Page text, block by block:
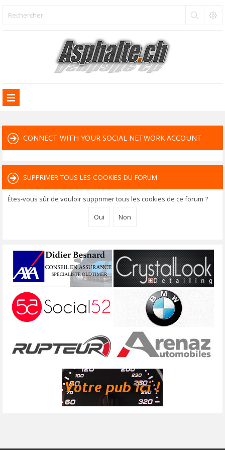
CONNECT WITH YOUR SOCIAL NETWORK ACCOUNT
SUPPRIMER TOUS LES COOKIES DU FORUM
Êtes-vous sûr de vouloir supprimer tous les cookies de ce forum ?